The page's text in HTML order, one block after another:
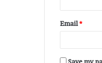
Email*
Save my